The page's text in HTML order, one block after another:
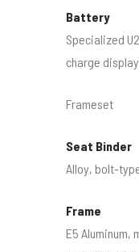
Battery
Specialized
charge
Frameset
Seat Binder
Alloy, bolt-
Frame
E5 Aluminum,